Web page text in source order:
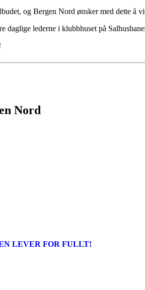
og Bergen Nord ønsker med dette å
daglige lederne i klubbhuset på
Nord
LEVER FOR FULLT!